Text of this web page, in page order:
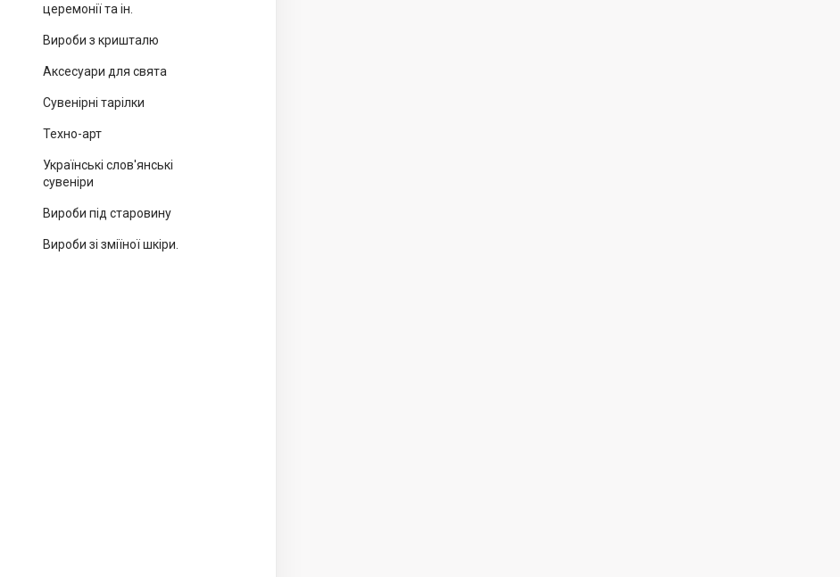
церемонії та ін.
Вироби з кришталю
Аксесуари для свята
Сувенірні тарілки
Техно-арт
Українські слов'янські
сувеніри
Вироби під старовину
Вироби зі зміїної шкіри.